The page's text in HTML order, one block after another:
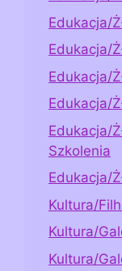
Edukacja/
Edukacja/
Edukacja/
Edukacja/
Edukacja/
Szkolenia
Edukacja/
Kultura/
Kultura/
Kultura/